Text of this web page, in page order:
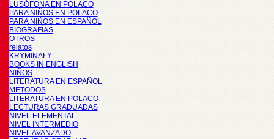
LUSÓFONA EN POLACO
PARA NIÑOS EN POLACO
PARA NIÑOS EN ESPAÑOL
BIOGRAFÍAS
OTROS
relatos
KRYMINAŁY
BOOKS IN ENGLISH
NIÑOS
LITERATURA EN ESPAÑOL
METODOS
LITERATURA EN POLACO
LECTURAS GRADUADAS
NIVEL ELEMENTAL
NIVEL INTERMEDIO
NIVEL AVANZADO